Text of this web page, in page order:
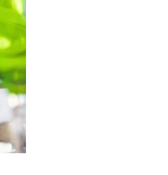
santiago
region
metro
´politana
cajon del
maipo san
jose de
maipo
graduacione
eventos Sal
ón
Matrimonio